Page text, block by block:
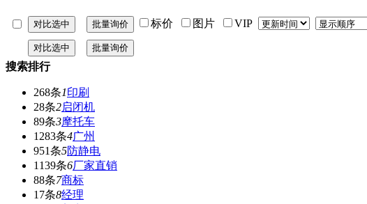
标价 图片 VIP
搜索排行
268条1印刷
28条2启闭机
89条3摩托车
1283条4广州
951条5防静电
1139条6厂家直销
88条7商标
17条8经理